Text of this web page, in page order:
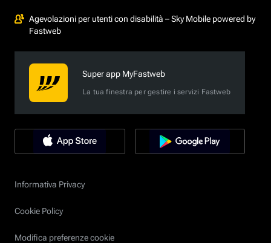
Agevolazioni per utenti con disabilità – Sky Mobile powered by
Fastweb
Super app MyFastweb
La tua finestra per gestire i servizi Fastweb
Informativa Privacy
Cookie Policy
Modifica preferenze cookie